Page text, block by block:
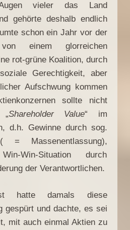
vieler das Land
gehörte deshalb endlich
schon ein Jahr vor der
von einem glorreichen
rot-grüne Koalition, durch
Gerechtigkeit, aber
Aufschwung kommen
sollte nicht
„Shareholder Value“ im
d.h. Gewinne durch sog.
Massenentlassung),
Win-Situation durch
der Verantwortlichen.
hatte damals diese
gespürt und dachte, es sei
mit auch einmal Aktien zu